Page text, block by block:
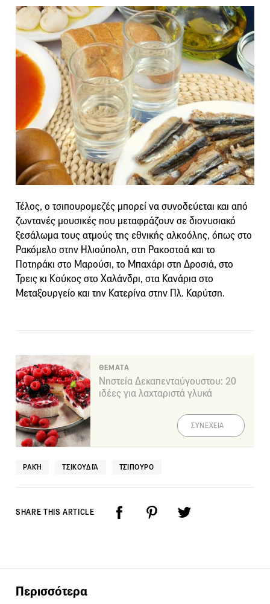
Τέλος, ο τσιπουρομεζές μπορεί να συνοδεύεται και από
ζωντανές μουσικές που μεταφράζουν σε διονυσιακό
ξεσάλωμα τους ατμούς της εθνικής αλκοόλης, όπως στο
Ρακόμελο στην Ηλιούπολη, στη Ρακοστοά και το
Ποτηράκι στο Μαρούσι, το Μπαχάρι στη Δροσιά, στο
Τρεις κι Κούκος στο Χαλάνδρι, στα Κανάρια στο
Μεταξουργείο και την Κατερίνα στην Πλ. Καρύτση.
ΘΕΜΑΤΑ
Νηστεία Δεκαπενταύγουστου: 20
ιδέες για λαχταριστά γλυκά
ΣΥΝΕΧΕΙΑ
ΡΑΚΉ ΤΣΙΚΟΥΔΙΆ ΤΣΊΠΟΥΡΟ
SHARE THIS ARTICLE
Περισσότερα